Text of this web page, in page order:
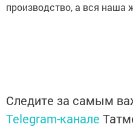
производство, а вся наша
Следите за самым
Telegram-канале